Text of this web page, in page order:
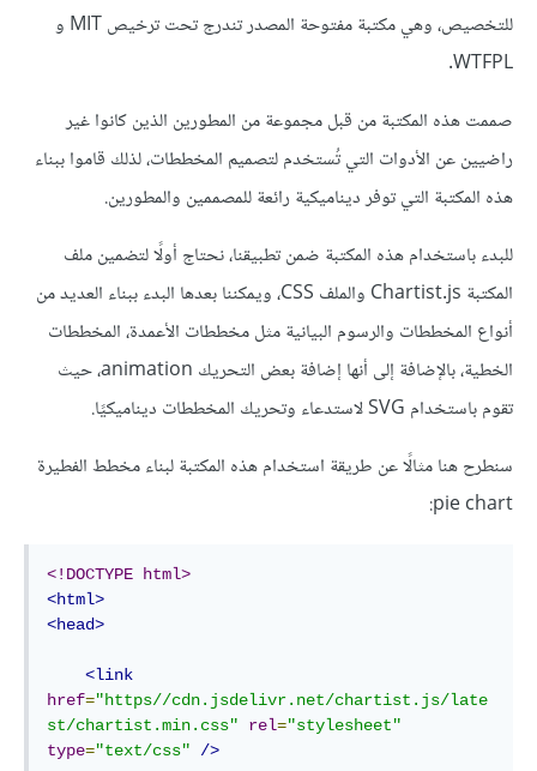
للتخصيص، وهي مكتبة مفتوحة المصدر تندرج تحت ترخيص MIT و
WTFPL.
صممت هذه المكتبة من قبل مجموعة من المطورين الذين كانوا غير
راضيين عن الأدوات التي تُستخدم لتصميم المخططات، لذلك قاموا ببناء
هذه المكتبة التي توفر ديناميكية رائعة للمصممين والمطورين.
للبدء باستخدام هذه المكتبة ضمن تطبيقنا، نحتاج أولًا لتضمين ملف
المكتبة Chartist.js والملف CSS، ويمكننا بعدها البدء ببناء العديد من
أنواع المخططات والرسوم البيانية مثل مخططات الأعمدة، المخططات
الخطية، بالإضافة إلى أنها إضافة بعض التحريك animation، حيث
تقوم باستخدام SVG لاستدعاء وتحريك المخططات ديناميكيًا.
سنطرح هنا مثالًا عن طريقة استخدام هذه المكتبة لبناء مخطط الفطيرة
pie chart:
<!DOCTYPE html>
<html>
<head>
<link
href="https//cdn.jsdelivr.net/chartist.js/late
st/chartist.min.css"
rel="stylesheet"
type="text/css" />